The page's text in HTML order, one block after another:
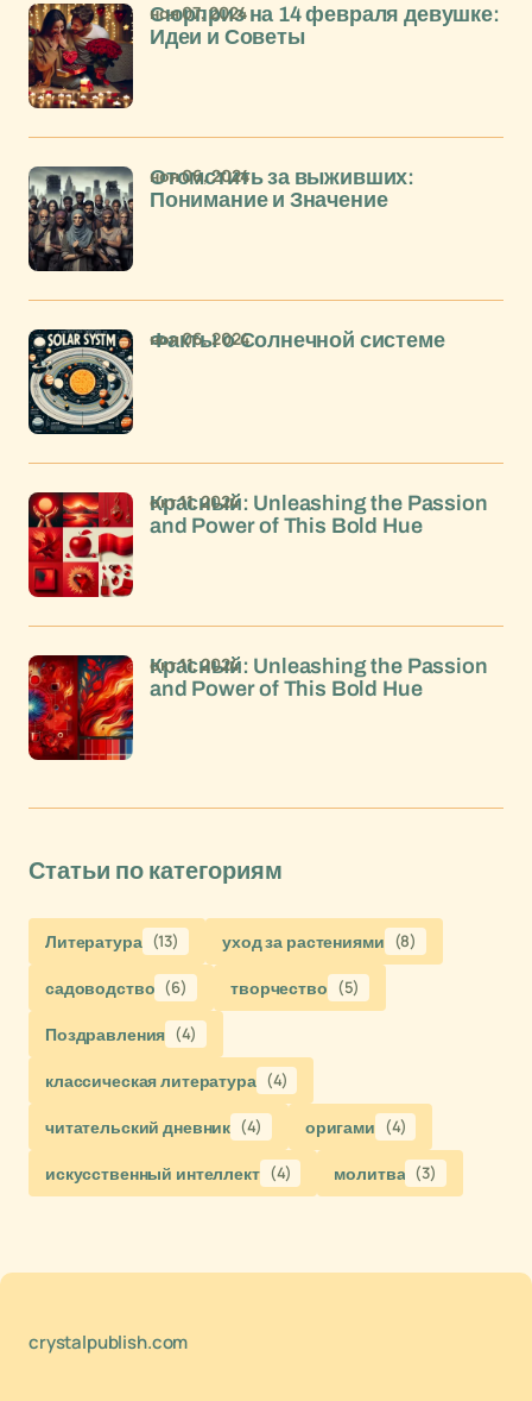
Сюрприз на 14 февраля девушке:
Идеи и Советы
ноя 07, 2024
Отомстить за выживших:
Понимание и Значение
ноя 06, 2024
Факты о Солнечной системе
ноя 06, 2024
Красный: Unleashing the Passion
and Power of This Bold Hue
окт 11, 2024
Красный: Unleashing the Passion
and Power of This Bold Hue
окт 11, 2024
Статьи по категориям
Литература (13) уход за растениями (8)
садоводство (6) творчество (5)
Поздравления (4)
классическая литература (4)
читательский дневник (4) оригами (4)
искусственный интеллект (4) молитва (3)
crystalpublish.com